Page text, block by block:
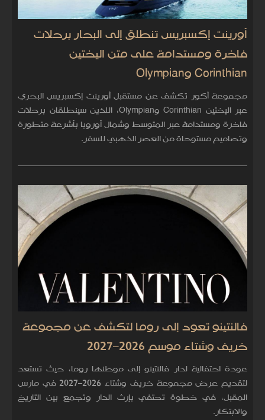
أورينت إكسبريس تنطلق إلى البحار برحلات
فاخرة ومستدامة على متن اليختين
Corinthian وOlympian
مجموعة أكور تكشف عن مستقبل أورينت إكسبريس البحري
عبر اليختين Corinthian وOlympian، اللذين سينطلقان برحلات
فاخرة ومستدامة عبر المتوسط وشمال أوروبا بأشرعة متطورة
وتصاميم مستوحاة من العصر الذهبي للسفر.
فالنتينو تعود إلى روما لتكشف عن مجموعة
خريف وشتاء موسم 2026–2027
عودة احتفالية لدار فالنتينو إلى موطنها روما، حيث تستعد
لتقديم عرض مجموعة خريف وشتاء 2026–2027 في مارس
المقبل، في خطوة تحتفي بإرث الدار وتجمع بين التاريخ
والابتكار.